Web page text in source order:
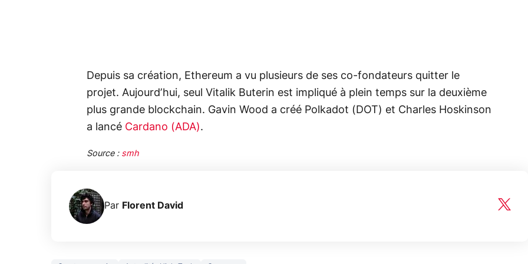
Depuis sa création, Ethereum a vu plusieurs de ses co-fondateurs quitter le
projet. Aujourd’hui, seul Vitalik Buterin est impliqué à plein temps sur la deuxième
plus grande blockchain. Gavin Wood a créé Polkadot (DOT) et Charles Hoskinson
a lancé Cardano (ADA).
Source : smh
Par Florent David